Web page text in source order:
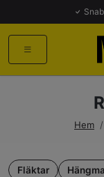
Hem /
Fläktar